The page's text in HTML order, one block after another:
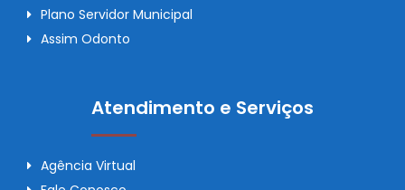
Plano Servidor Municipal
Assim Odonto
Atendimento e Serviços
Agência Virtual